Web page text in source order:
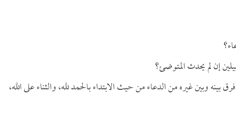
إن لم يحدث المتوضئ؟
وبين غيره من الدعاء من حيث الابتداء بالحمد لله، والثناء على الله،